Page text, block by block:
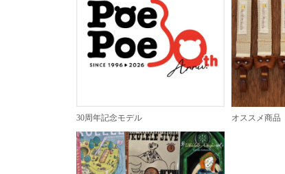
30周年記念モデル オススメ商品